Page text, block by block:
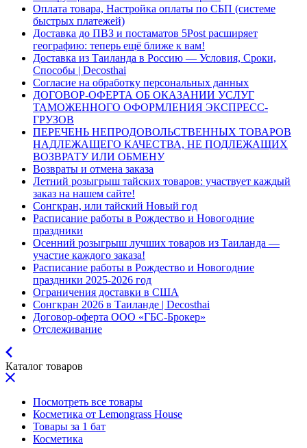
Оплата товара, Настройка оплаты по СБП (системе
быстрых платежей)
Доставка до ПВЗ и постаматов 5Post расширяет
географию: теперь ещё ближе к вам!
Доставка из Таиланда в Россию — Условия, Сроки,
Способы | Decosthai
Согласие на обработку персональных данных
ДОГОВОР-ОФЕРТА ОБ ОКАЗАНИИ УСЛУГ
ТАМОЖЕННОГО ОФОРМЛЕНИЯ ЭКСПРЕСС-
ГРУЗОВ
ПЕРЕЧЕНЬ НЕПРОДОВОЛЬСТВЕННЫХ ТОВАРОВ
НАДЛЕЖАЩЕГО КАЧЕСТВА, НЕ ПОДЛЕЖАЩИХ
ВОЗВРАТУ ИЛИ ОБМЕНУ
Возвраты и отмена заказа
Летний розыгрыш тайских товаров: участвует каждый
заказ на нашем сайте!
Сонгкран, или тайский Новый год
Расписание работы в Рождество и Новогодние
праздники
Осенний розыгрыш лучших товаров из Таиланда —
участие каждого заказа!
Расписание работы в Рождество и Новогодние
праздники 2025-2026 год
Ограничения доставки в США
Сонгкран 2026 в Таиланде | Decosthai
Договор-оферта ООО «ГБС-Брокер»
Отслеживание
Каталог товаров
Посмотреть все товары
Косметика от Lemongrass House
Товары за 1 бат
Косметика